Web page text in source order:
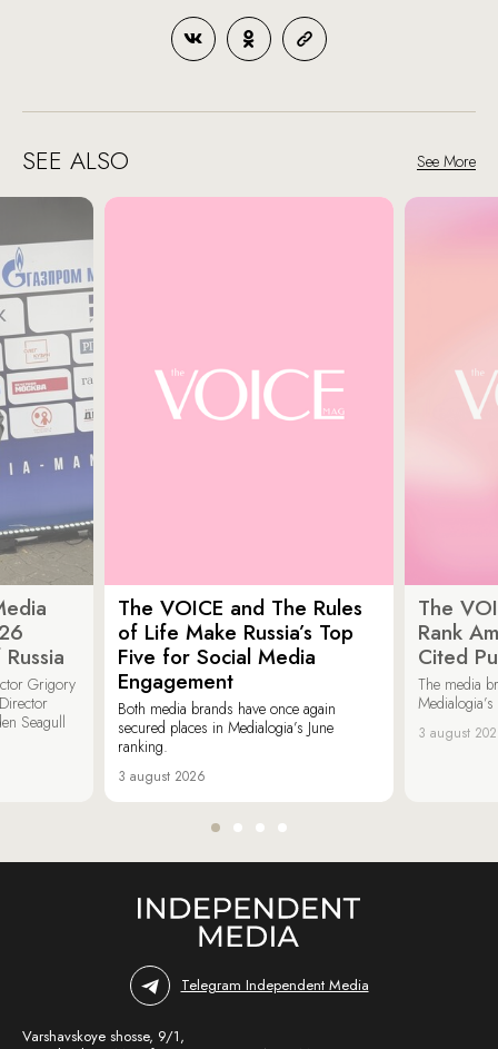
SEE ALSO See More
Grigory
Seagull
The VOICE and The Rules
of Life Make Russia’s Top
Five for Social Media
Engagement
Both media brands have once again
secured places in Medialogia’s June
ranking.
3 august 2026
The
Rank
Cited
The media
3 august
Telegram Independent Media
Varshavskoye shosse, 9/1,